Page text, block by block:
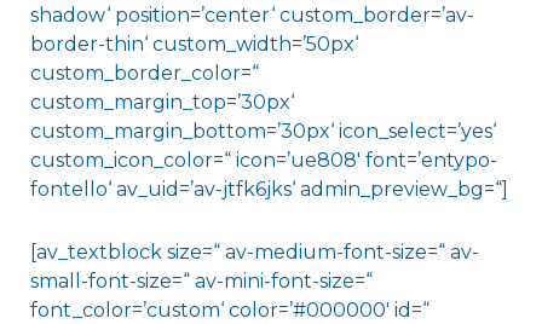
shadow‘ position=’center‘ custom_border=’av-
border-thin‘ custom_width=’50px‘
custom_border_color=“
custom_margin_top=’30px‘
custom_margin_bottom=’30px‘ icon_select=’yes‘
custom_icon_color=“ icon=’ue808′ font=’entypo-
fontello‘ av_uid=’av-jtfk6jks‘ admin_preview_bg=“]
[av_textblock size=“ av-medium-font-size=“ av-
small-font-size=“ av-mini-font-size=“
font_color=’custom‘ color=’#000000′ id=“